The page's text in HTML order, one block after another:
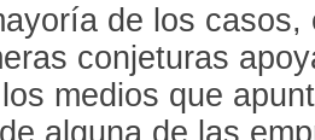
de los
conjeturas
medios que
alguna de las